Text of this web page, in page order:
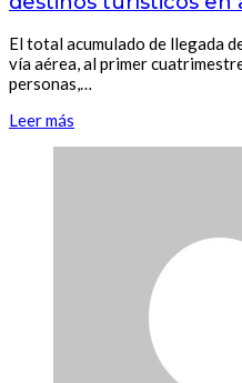
El total acumulado de llegada
vía aérea, al primer
personas,…
Leer más